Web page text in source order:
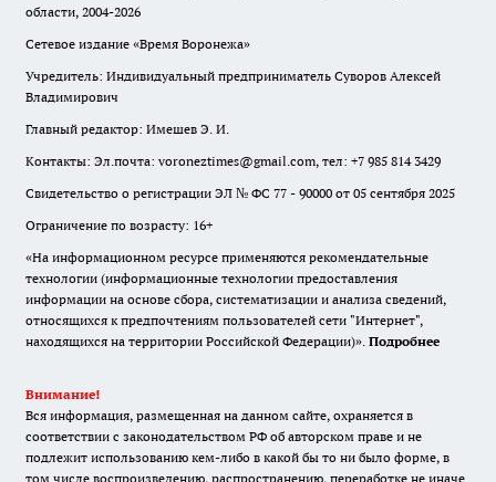
области, 2004-2026
Сетевое издание «Время Воронежа»
Учредитель: Индивидуальный предприниматель Суворов Алексей
Владимирович
Главный редактор: Имешев Э. И.
Контакты: Эл.почта: voroneztimes@gmail.com, тел: +7 985 814 3429
Свидетельство о регистрации ЭЛ № ФС 77 - 90000 от 05 сентября 2025
Ограничение по возрасту: 16+
«На информационном ресурсе применяются рекомендательные
технологии (информационные технологии предоставления
информации на основе сбора, систематизации и анализа сведений,
относящихся к предпочтениям пользователей сети "Интернет",
находящихся на территории Российской Федерации)». Подробнее
Внимание!
Вся информация, размещенная на данном сайте, охраняется в
соответствии с законодательством РФ об авторском праве и не
подлежит использованию кем-либо в какой бы то ни было форме, в
том числе воспроизведению, распространению, переработке не иначе